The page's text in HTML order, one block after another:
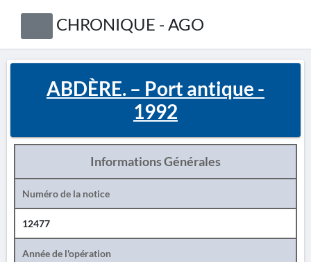
CHRONIQUE - AGO
ABDÈRE. – Port antique -
1992
Informations Générales
Numéro de la notice
12477
Année de l'opération